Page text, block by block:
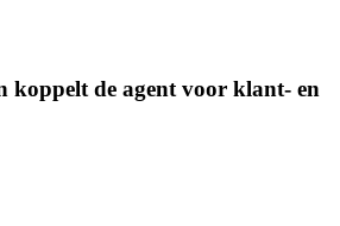
koppelt de agent voor klant- en